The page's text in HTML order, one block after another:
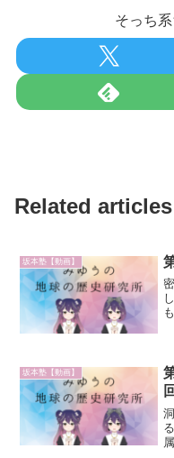
そっち
Related articles
坂本塾【動画】
坂本塾【動画】